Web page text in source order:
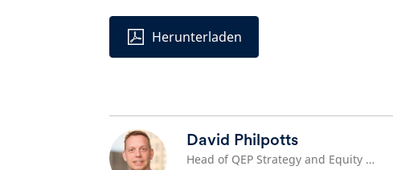
Herunterladen
David Philpotts
Head of QEP Strategy and Equity Solutions, QEP Investment Team